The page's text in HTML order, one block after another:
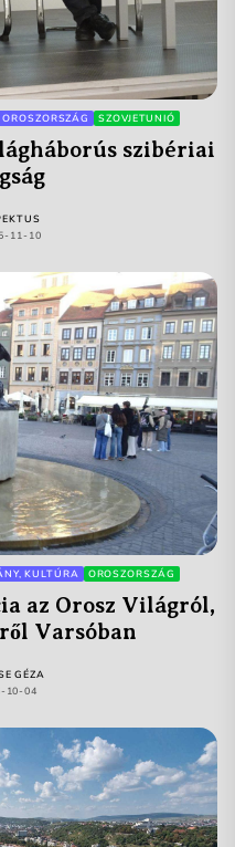
OROSZORSZÁG SZOVJETUNIÓ
szibériai
11-10
KULTÚRA OROSZORSZÁG
az Orosz Világról,
Varsóban
GÉZA
10-04